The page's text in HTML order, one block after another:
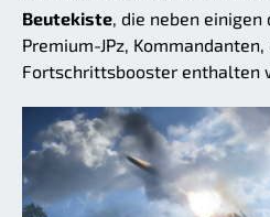
Beutekiste, die neben
Premium-JPz, Kommandanten,
Fortschrittsbooster enthalten